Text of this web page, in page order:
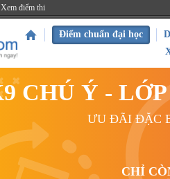
Xem điểm thi
Điểm chuẩn đại học
CHÚ Ý -
ƯU ĐÃI ĐẶC
CHỈ